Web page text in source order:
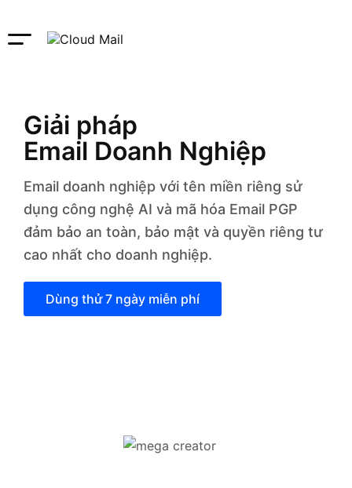
Giải pháp
Email Doanh Nghiệp
Email doanh nghiệp với tên miền riêng sử
dụng công nghệ AI và mã hóa Email PGP
đảm bảo an toàn, bảo mật và quyền riêng tư
cao nhất cho doanh nghiệp.
Dùng thử 7 ngày miễn phí